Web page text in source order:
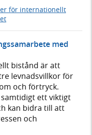
för internationellt
med
bistånd är att
levnadsvillkor för
och förtryck.
ett viktigt
kan bidra till att
och